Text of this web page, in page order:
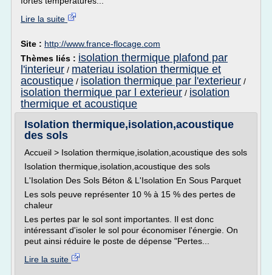
Lire la suite
Site : http://www.france-flocage.com
Thèmes liés : isolation thermique plafond par
l'interieur / materiau isolation thermique et
acoustique / isolation thermique par l'exterieur /
isolation thermique par l exterieur / isolation
thermique et acoustique
Isolation thermique,isolation,acoustique
des sols
Accueil > Isolation thermique,isolation,acoustique des sols
Isolation thermique,isolation,acoustique des sols
L'Isolation Des Sols Béton & L'Isolation En Sous Parquet
Les sols peuve représenter 10 % à 15 % des pertes de
chaleur
Les pertes par le sol sont importantes. Il est donc
intéressant d'isoler le sol pour économiser l'énergie. On
peut ainsi réduire le poste de dépense "Pertes...
Lire la suite